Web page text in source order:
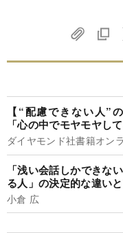
【“配慮できない人”
「心の中でモヤモヤし
ダイヤモンド社書籍オン
「浅い会話しかできな
る人」の決定的な違い
小倉 広